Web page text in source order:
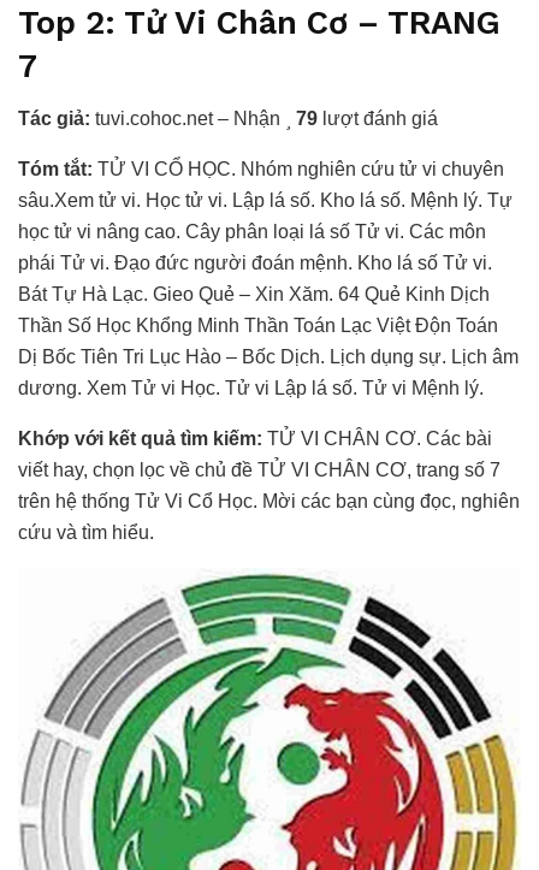
Top 2: Tử Vi Chân Cơ – TRANG
7
Tác giả: tuvi.cohoc.net – Nhận 79 lượt đánh giá
Tóm tắt: TỬ VI CỔ HỌC. Nhóm nghiên cứu tử vi chuyên
sâu.Xem tử vi. Học tử vi. Lập lá số. Kho lá số. Mệnh lý. Tự
học tử vi nâng cao. Cây phân loại lá số Tử vi. Các môn
phái Tử vi. Đạo đức người đoán mệnh. Kho lá số Tử vi.
Bát Tự Hà Lạc. Gieo Quẻ – Xin Xăm. 64 Quẻ Kinh Dịch
Thần Số Học Khổng Minh Thần Toán Lạc Việt Độn Toán
Dị Bốc Tiên Tri Lục Hào – Bốc Dịch. Lịch dụng sự. Lịch âm
dương. Xem Tử vi Học. Tử vi Lập lá số. Tử vi Mệnh lý.
Khớp với kết quả tìm kiếm: TỬ VI CHÂN CƠ. Các bài
viết hay, chọn lọc về chủ đề TỬ VI CHÂN CƠ, trang số 7
trên hệ thống Tử Vi Cổ Học. Mời các bạn cùng đọc, nghiên
cứu và tìm hiểu.